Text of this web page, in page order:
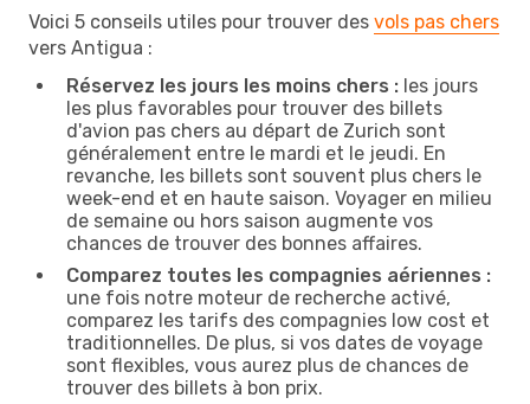
Voici 5 conseils utiles pour trouver des vols pas chers
vers Antigua :
Réservez les jours les moins chers : les jours
les plus favorables pour trouver des billets
d'avion pas chers au départ de Zurich sont
généralement entre le mardi et le jeudi. En
revanche, les billets sont souvent plus chers le
week-end et en haute saison. Voyager en milieu
de semaine ou hors saison augmente vos
chances de trouver des bonnes affaires.
Comparez toutes les compagnies aériennes :
une fois notre moteur de recherche activé,
comparez les tarifs des compagnies low cost et
traditionnelles. De plus, si vos dates de voyage
sont flexibles, vous aurez plus de chances de
trouver des billets à bon prix.